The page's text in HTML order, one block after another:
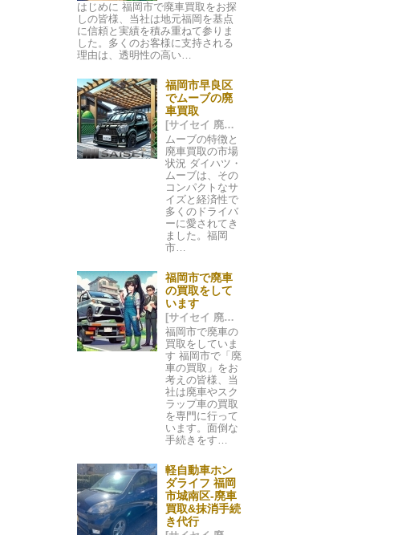
はじめに 福岡市で廃車買取をお探
しの皆様、当社は地元福岡を基点
に信頼と実績を積み重ねて参りま
した。多くのお客様に支持される
理由は、透明性の高い…
福岡市早良区
でムーブの廃
車買取
[サイセイ 廃車ネット 福岡市] 2024/05/20 05:52
ムーブの特徴と
廃車買取の市場
状況 ダイハツ・
ムーブは、その
コンパクトなサ
イズと経済性で
多くのドライバ
ーに愛されてき
ました。福岡
市…
福岡市で廃車
の買取をして
います
[サイセイ 廃車ネット 福岡市] 2024/05/16 00:44
福岡市で廃車の
買取をしていま
す 福岡市で「廃
車の買取」をお
考えの皆様、当
社は廃車やスク
ラップ車の買取
を専門に行って
います。面倒な
手続きをす…
軽自動車ホン
ダライフ 福岡
市城南区-廃車
買取&抹消手続
き代行